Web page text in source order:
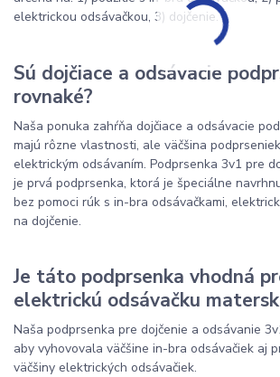
elektrickou odsávačkou, 3) dojčenie.
Sú dojčiace a odsávacie
rovnaké?
Naša ponuka zahŕňa dojčiace a odsávacie
majú rôzne vlastnosti, ale väčšina
elektrickým odsávaním. Podprsenka 3v1 pre
je prvá podprsenka, ktorá je špeciálne
bez pomoci rúk s in-bra odsávačkami,
na dojčenie.
Je táto podprsenka vhodná
elektrickú odsávačku
Naša podprsenka pre dojčenie a odsávanie
aby vyhovovala väčšine in-bra odsávačiek aj
väčšiny elektrických odsávačiek.